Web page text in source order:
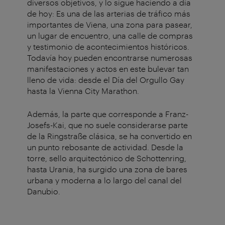
diversos objetivos, y lo sigue haciendo a día
de hoy: Es una de las arterias de tráfico más
importantes de Viena, una zona para pasear,
un lugar de encuentro, una calle de compras
y testimonio de acontecimientos históricos.
Todavía hoy pueden encontrarse numerosas
manifestaciones y actos en este bulevar tan
lleno de vida: desde el Día del Orgullo Gay
hasta la Vienna City Marathon.
Además, la parte que corresponde a Franz-
Josefs-Kai, que no suele considerarse parte
de la Ringstraße clásica, se ha convertido en
un punto rebosante de actividad. Desde la
torre, sello arquitectónico de Schottenring,
hasta Urania, ha surgido una zona de bares
urbana y moderna a lo largo del canal del
Danubio.